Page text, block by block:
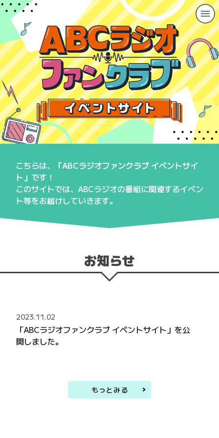
こちらは、
「ABCラジオファンクラブ イベントサイ
ト」 です！
このサイトでは、ABCラジオの番組に関連するイベン
ト等をお届けしていきます。
お知らせ
2023.11.02
「ABCラジオファンクラブ イベントサイト」を公
開しました。
もっとみる